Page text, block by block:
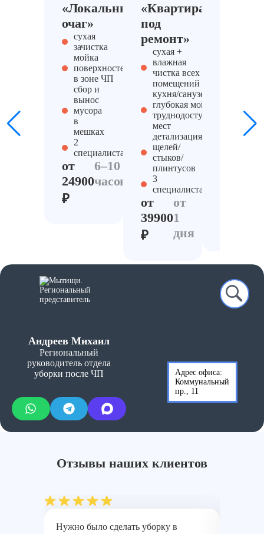
«Локальный
очаг»
сухая
зачистка
мойка
поверхностей
в зоне ЧП
сбор и
вынос
мусора
в
мешках
2
специалиста
от
24900
₽
6–10
часов
«Квартира
под
ремонт»
сухая +
влажная
чистка всех
помещений
кухня/санузел:
глубокая мойка
труднодоступных
мест
детализация
щелей/
стыков/
плинтусов
3
специалиста
от
39900
₽
от
1
дня
мойка
Андреев Михаил
Региональный
руководитель отдела
уборки после ЧП
Адрес офиса:
Коммунальный
пр., 11
Отзывы наших клиентов
Нужно было сделать уборку в